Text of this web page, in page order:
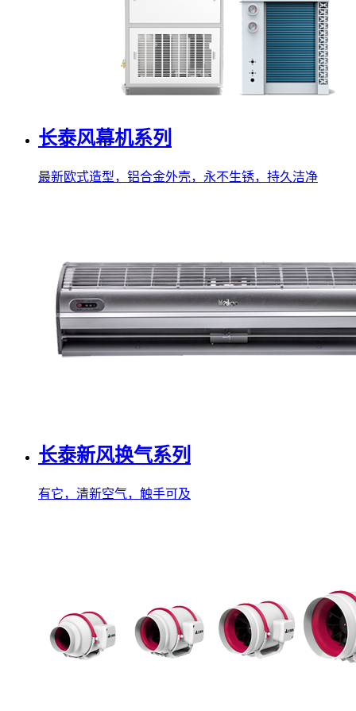
长泰风幕机系列
最新欧式造型，铝合金外壳，永不生锈，持久洁净
长泰新风换气系列
有它，清新空气，触手可及